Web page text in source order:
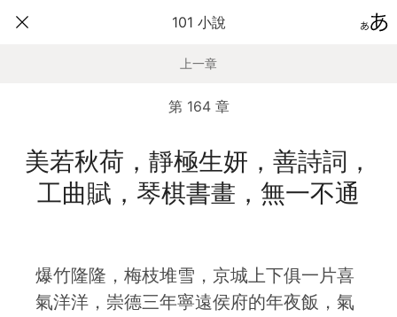
101 小說
上一章
第 164 章
美若秋荷，靜極生妍，善詩詞，
工曲賦，琴棋書畫，無一不通
爆竹隆隆，梅枝堆雪，京城上下俱一片喜
氣洋洋，崇德三年寧遠侯府的年夜飯，氣